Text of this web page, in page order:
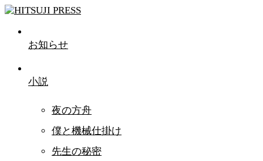
お知らせ
小説
夜の方舟
僕と機械仕掛け
先生の秘密